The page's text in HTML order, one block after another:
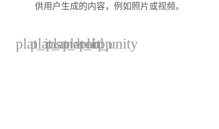
供用户生成的内容，例如照片或视频。
plat_ios
plat_android
plat_web
plat_cpp
plat_unity